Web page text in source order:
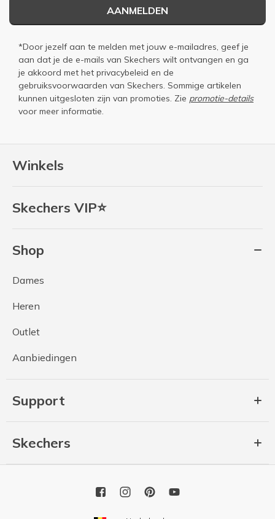
Winkels
Skechers VIP⭐
Shop
Dames
Heren
Outlet
Aanbiedingen
Support
Skechers
AANMELDEN
*Door jezelf aan te melden met jouw e-mailadres, geef je
aan dat je de e-mails van Skechers wilt ontvangen en ga
je akkoord met het privacybeleid en de
gebruiksvoorwaarden van Skechers. Sommige artikelen
kunnen uitgesloten zijn van promoties. Zie promotie-details
voor meer informatie.